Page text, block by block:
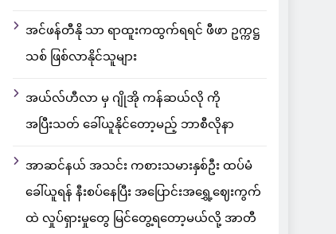
အင်ဖန်တီနို သာ ရာထူးကထွက်ရရင် ဖီဖာ ဥက္ကဋ္ဌ
သစ် ဖြစ်လာနိုင်သူများ
အယ်လ်ဟီလာ မှ ဂျိုအို ကန်ဆယ်လို ကို
အပြီးသတ် ခေါ်ယူနိုင်တော့မည့် ဘာစီလိုနာ
အာဆင်နယ် အသင်း ကစားသမားနှစ်ဦး ထပ်မံ
ခေါ်ယူရန် နီးစပ်နေပြီး အပြောင်းအရွှေ့ဈေးကွက်
ထဲ လှုပ်ရှားမှုတွေ မြင်တွေ့ရတော့မယ်လို့ အာတီ